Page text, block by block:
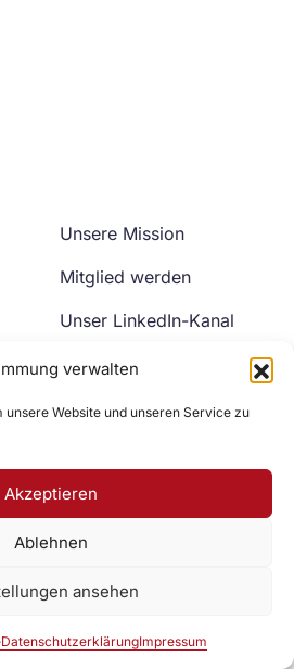
verwalten
Website und unseren Service zu
Akzeptieren
Ablehnen
ansehen
DatenschutzerklärungImpressum
Unsere Mission
Mitglied werden
Unser LinkedIn-Kanal
Unser YouTube-Kanal
DAV Webseite